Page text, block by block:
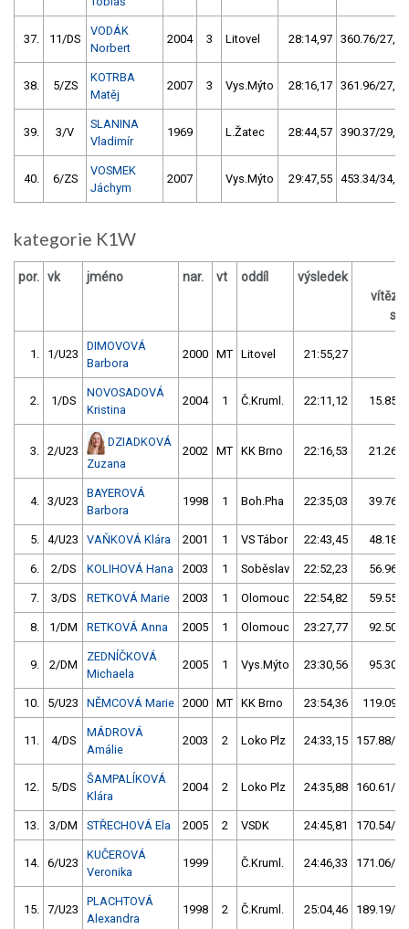
37. 11/DS
VODÁK
Norbert
2004 3 Litovel 28:14,97 360.76/27,0
38. 5/ZS
KOTRBA
Matěj
2007 3 Vys.Mýto 28:16,17 361.96/27,1
39. 3/V
SLANINA
Vladimír
1969 L.Žatec 28:44,57 390.37/29,3
40. 6/ZS
VOSMEK
Jáchym
2007 Vys.Mýto 29:47,55 453.34/34,0
kategorie K1W
por. vk jméno nar. vt oddíl výsledek
s /
1. 1/U23
DIMOVOVÁ
Barbora
2000 MT Litovel 21:55,27
2. 1/DS
NOVOSADOVÁ
Kristina
2004 1 Č.Kruml. 22:11,12 15.85/
3. 2/U23
DZIADKOVÁ
Zuzana
2002 MT KK Brno 22:16,53 21.26/
4. 3/U23
BAYEROVÁ
Barbora
1998 1 Boh.Pha 22:35,03 39.76/
5. 4/U23 VAŇKOVÁ Klára 2001 1 VS Tábor 22:43,45 48.18/
6. 2/DS KOLIHOVÁ Hana 2003 1 Soběslav 22:52,23 56.96/
7. 3/DS RETKOVÁ Marie 2003 1 Olomouc 22:54,82 59.55/
8. 1/DM RETKOVÁ Anna 2005 1 Olomouc 23:27,77 92.50/
9. 2/DM
ZEDNÍČKOVÁ
Michaela
2005 1 Vys.Mýto 23:30,56 95.30/
10. 5/U23 NĚMCOVÁ Marie 2000 MT KK Brno 23:54,36 119.09/
11. 4/DS
MÁDROVÁ
Amálie
2003 2 Loko Plz 24:33,15 157.88/
12. 5/DS
ŠAMPALÍKOVÁ
Klára
2004 2 Loko Plz 24:35,88 160.61/
13. 3/DM STŘECHOVÁ Ela 2005 2 VSDK 24:45,81 170.54/
14. 6/U23
KUČEROVÁ
Veronika
1999 Č.Kruml. 24:46,33 171.06/
15. 7/U23
PLACHTOVÁ
Alexandra
1998 2 Č.Kruml. 25:04,46 189.19/